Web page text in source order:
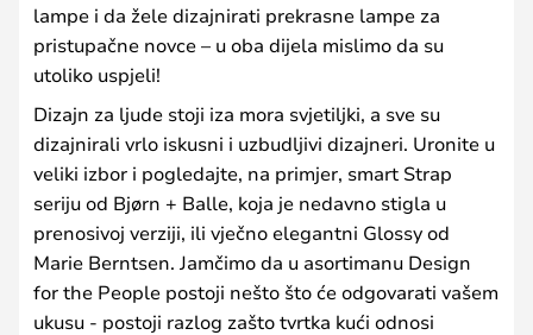
lampe i da žele dizajnirati prekrasne lampe za
pristupačne novce – u oba dijela mislimo da su
utoliko uspjeli!
Dizajn za ljude stoji iza mora svjetiljki, a sve su
dizajnirali vrlo iskusni i uzbudljivi dizajneri. Uronite u
veliki izbor i pogledajte, na primjer, smart Strap
seriju od Bjørn + Balle, koja je nedavno stigla u
prenosivoj verziji, ili vječno elegantni Glossy od
Marie Berntsen. Jamčimo da u asortimanu Design
for the People postoji nešto što će odgovarati vašem
ukusu - postoji razlog zašto tvrtka kući odnosi